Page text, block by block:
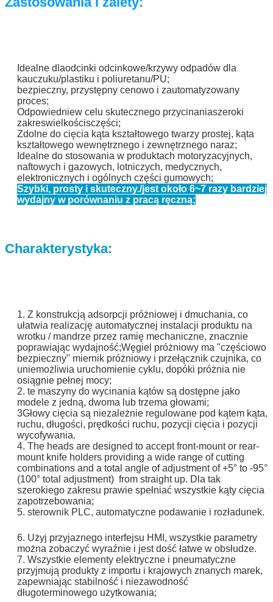
Idealne dlaodcinki odcinkowe/krzywy odpadów dla
kauczuku/plastiku i poliuretanu/PU;
bezpieczny, przystępny cenowo i zautomatyzowany
proces;
Odpowiedniew celu skutecznego przycinaniaszeroki
zakreswielkościsczęści;
Zdolne do cięcia kąta kształtowego twarzy prostej, kąta
kształtowego wewnętrznego i zewnętrznego naraz;
Idealne do stosowania w produktach motoryzacyjnych,
naftowych i gazowych, lotniczych, medycznych,
elektronicznych i ogólnych części gumowych;
Szybki, prosty i skuteczny./jest około 6~7 razy bardziej
wydajny w porównaniu z pracą ręczną;
Charakterystyka:
1. Z konstrukcją adsorpcji próżniowej i dmuchania, co
ułatwia realizację automatycznej instalacji produktu na
wrotku / mandrze przez ramię mechaniczne, znacznie
poprawiając wydajność;Węgiel próżniowy ma "częściowo
bezpieczny" miernik próżniowy i przełącznik czujnika, co
uniemożliwia uruchomienie cyklu, dopóki próżnia nie
osiągnie pełnej mocy;
2. te maszyny do wycinania kątów są dostępne jako
modele z jedną, dwoma lub trzema głowami;
3Głowy cięcia są niezależnie regulowane pod kątem kąta,
ruchu, długości, prędkości ruchu, pozycji cięcia i pozycji
wycofywania.
4. The heads are designed to accept front-mount or rear-
mount knife holders providing a wide range of cutting
combinations and a total angle of adjustment of +5° to -95°
(100° total adjustment) from straight up. Dla tak
szerokiego zakresu prawie spełniać wszystkie kąty cięcia
zapotrzebowania;
5. sterownik PLC, automatyczne podawanie i rozładunek.
6. Użyj przyjaznego interfejsu HMI, wszystkie parametry
można zobaczyć wyraźnie i jest dość łatwe w obsłudze.
7. Wszystkie elementy elektryczne i pneumatyczne
przyjmują produkty z importu i krajowych znanych marek,
zapewniając stabilność i niezawodność
długoterminowego użytkowania;